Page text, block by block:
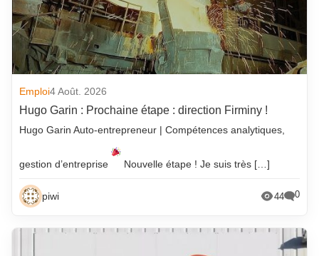
Emploi4 Août. 2026
Hugo Garin : Prochaine étape : direction Firminy !
Hugo Garin Auto-entrepreneur | Compétences analytiques,
gestion d’entreprise Nouvelle étape ! Je suis très […]
piwi 44 0